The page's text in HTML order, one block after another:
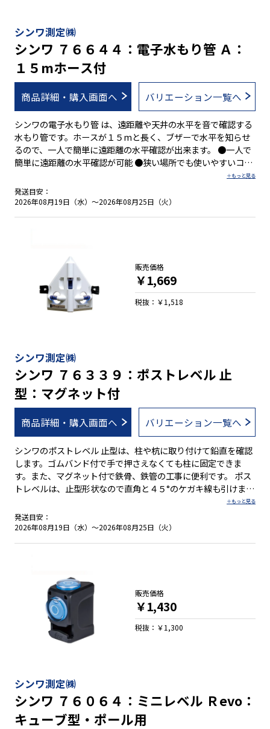
シンワ測定㈱
シンワ ７６６４４：電子水もり管 Ａ：
１５mホース付
商品詳細・購入画面へ バリエーション一覧へ
シンワの電子水もり管 は、遠距離や天井の水平を音で確認する
水もり管です。ホースが１５mと長く、ブザーで水平を知らせ
るので、一人で簡単に遠距離の水平確認が出来ます。 ●一人で
簡単に遠距離の水平確認が可能 ●狭い場所でも使いやすいコン
パクトサイズ ●ホース洗浄ブラシ付 ●基準線の所だけ音が変わ
る ●本体側の水位が見える
発送目安：
2026年08月19日（水）～2026年08月25日（火）
シンワ測定㈱
シンワ ７６３３９：ポストレベル 止
型：マグネット付
商品詳細・購入画面へ バリエーション一覧へ
シンワのポストレベル 止型は、柱や杭に取り付けて鉛直を確認
します。ゴムバンド付で手で押さえなくても柱に固定できま
す。また、マグネット付で鉄骨、鉄管の工事に便利です。 ポス
トレベルは、止型形状なので直角と４５°のケガキ線も引けま
角・４５°のケガキ線引可能 ●マグネット付なので鉄骨、鉄管
の工事に便利 ●ゴムバンドで手で押さえなくても柱に固定可能
発送目安：
2026年08月19日（水）～2026年08月25日（火）
販売価格
￥1,669
税抜：￥1,518
シンワ測定㈱
シンワ ７６０６４：ミニレベル Ｒevo：
キューブ型・ポール用
販売価格
￥1,430
税抜：￥1,300